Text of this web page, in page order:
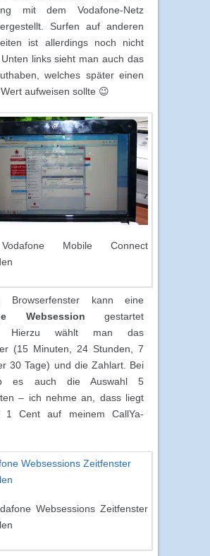
mit dem Vodafone-Netz
Surfen auf anderen
ist allerdings noch nicht
links sieht man auch das
welches später einen
aufweisen sollte 😉
Mobile Connect
kann eine
Websession gestartet
Hierzu wählt man das
(15 Minuten, 24 Stunden, 7
30 Tage) und die Zahlart. Bei
es auch die Auswahl 5
– ich nehme an, dass liegt
1 Cent auf meinem CallYa-
Websessions Zeitfenster